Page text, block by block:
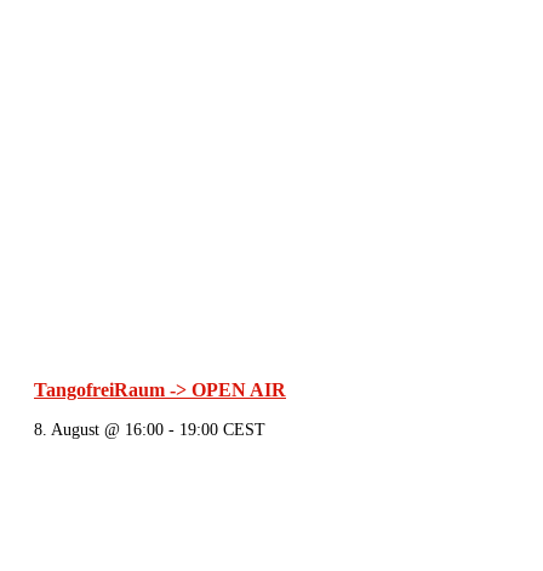
TangofreiRaum -> OPEN AIR
8. August @ 16:00 - 19:00 CEST